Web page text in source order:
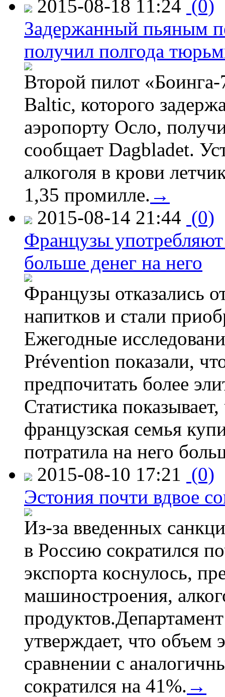
2015-08-18 11:24 (0)
Задержанный пьяным
получил полгода
Второй пилот
Baltic, которого
аэропорту Осло,
сообщает Dagbladet.
алкоголя в крови
1,35 промилле. →
2015-08-14 21:44 (0)
Французы
больше денег на него
Французы отказались
напитков и стали
Ежегодные
Prévention показали,
предпочитать более
Статистика
французская семья
потратила на него
2015-08-10 17:21 (0)
Эстония почти вдвое
Из-за введенных
в Россию сократился
экспорта коснулось,
машиностроения,
утверждает, что объем
сравнении с
сократился на 41%. →